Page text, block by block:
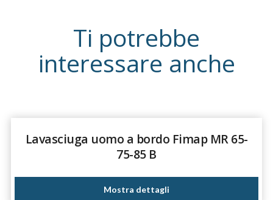
Ti potrebbe
interessare anche
Lavasciuga uomo a bordo Fimap MR 65-
75-85 B
Mostra dettagli